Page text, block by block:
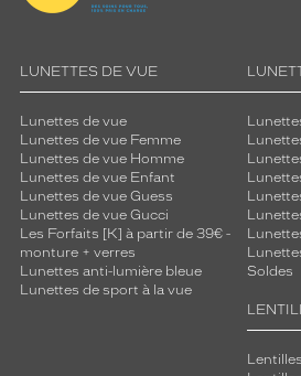
LUNETTES DE VUE
Lunettes de vue
Lunettes de vue Femme
Lunettes de vue Homme
Lunettes de vue Enfant
Lunettes de vue Guess
Lunettes de vue Gucci
Les Forfaits [K] à partir de 39€ -
monture + verres
Lunettes anti-lumière bleue
Lunettes de sport à la vue
Soldes